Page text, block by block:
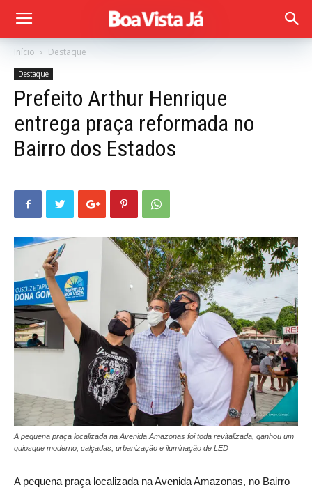
Início Destaque
Destaque
Prefeito Arthur Henrique
entrega praça reformada no
Bairro dos Estados
A pequena praça localizada na Avenida Amazonas foi toda revitalizada, ganhou um
quiosque moderno, calçadas, urbanização e iluminação de LED
A pequena praça localizada na Avenida Amazonas, no Bairro